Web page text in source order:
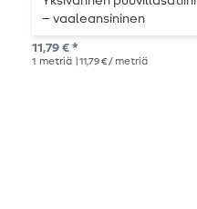
– vaaleansininen
11,79 € *
1 metriä | 11,79 € / metriä